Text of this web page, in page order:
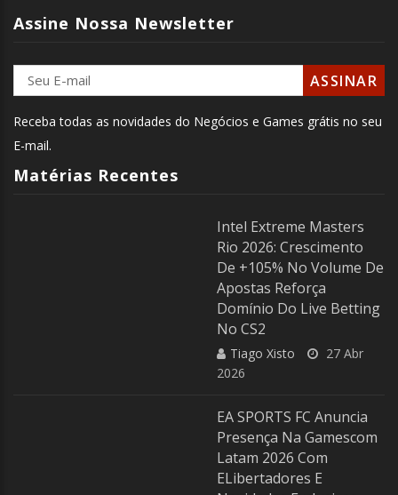
Assine Nossa Newsletter
Receba todas as novidades do Negócios e Games grátis no seu
E-mail.
Matérias Recentes
Intel Extreme Masters
Rio 2026: Crescimento
De +105% No Volume De
Apostas Reforça
Domínio Do Live Betting
No CS2
Tiago Xisto
27 Abr
2026
EA SPORTS FC Anuncia
Presença Na Gamescom
Latam 2026 Com
ELibertadores E